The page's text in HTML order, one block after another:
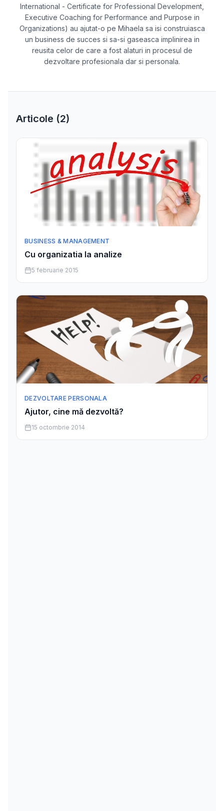
International - Certificate for Professional Development,
Executive Coaching for Performance and Purpose in
Organizations) au ajutat-o pe Mihaela sa isi construiasca
un business de succes si sa-si gaseasca implinirea in
reusita celor de care a fost alaturi in procesul de
dezvoltare profesionala dar si personala.
Articole (2)
BUSINESS & MANAGEMENT
Cu organizatia la analize
5 februarie 2015
DEZVOLTARE PERSONALA
Ajutor, cine mă dezvoltă?
15 octombrie 2014